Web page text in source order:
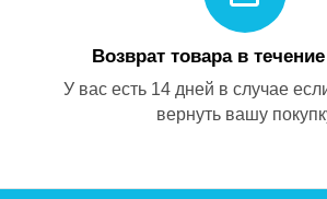
Возврат товара в
У вас есть 14 дней в случае
вернуть вашу